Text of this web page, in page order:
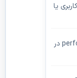
یا
آموزش جامع سئو بخش performance در